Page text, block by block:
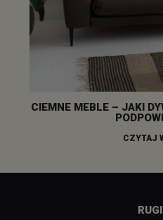
CIEMNE MEBLE – JAKI
CZYTAJ